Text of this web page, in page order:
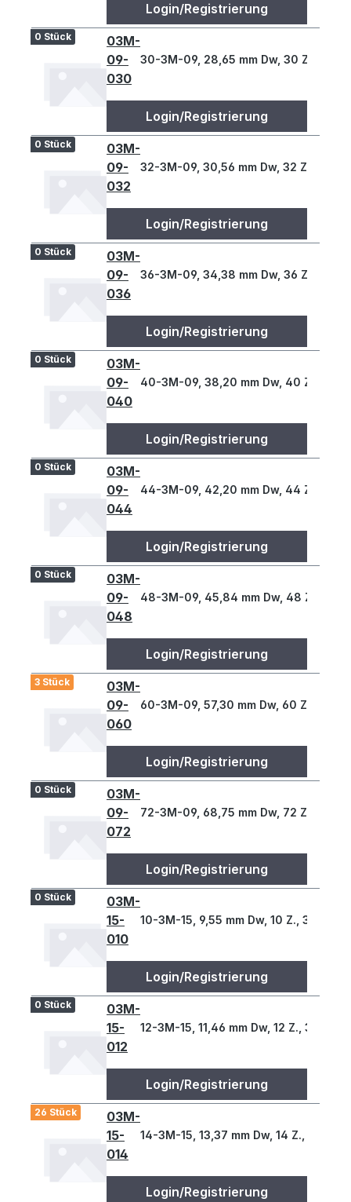
Login/Registrierung
0 Stück
03M-
09-
030
30-3M-09, 28,65 mm Dw, 30 Z., 3 T
Login/Registrierung
0 Stück
03M-
09-
032
32-3M-09, 30,56 mm Dw, 32 Z., 3 T
Login/Registrierung
0 Stück
03M-
09-
036
36-3M-09, 34,38 mm Dw, 36 Z., 3 T
Login/Registrierung
0 Stück
03M-
09-
040
40-3M-09, 38,20 mm Dw, 40 Z., 3 T
Login/Registrierung
0 Stück
03M-
09-
044
44-3M-09, 42,20 mm Dw, 44 Z., 3 T
Login/Registrierung
0 Stück
03M-
09-
048
48-3M-09, 45,84 mm Dw, 48 Z., 3 T
Login/Registrierung
3 Stück
03M-
09-
060
60-3M-09, 57,30 mm Dw, 60 Z., 3 T
Login/Registrierung
0 Stück
03M-
09-
072
72-3M-09, 68,75 mm Dw, 72 Z., 3 T
Login/Registrierung
0 Stück
03M-
15-
010
10-3M-15, 9,55 mm Dw, 10 Z., 3 T
Login/Registrierung
0 Stück
03M-
15-
012
12-3M-15, 11,46 mm Dw, 12 Z., 3 T
Login/Registrierung
26 Stück
03M-
15-
014
14-3M-15, 13,37 mm Dw, 14 Z., 3 T
Login/Registrierung